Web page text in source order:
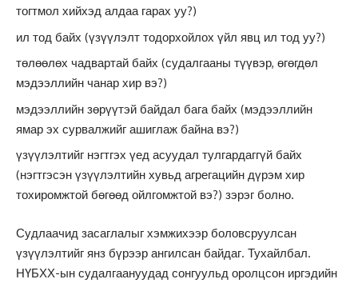
тогтмол хийхэд алдаа гарах уу?)
ил тод байх (үзүүлэлт тодорхойлох үйл явц ил тод уу?)
төлөөлөх чадвартай байх (судалгааны түүвэр, өгөгдөл
мэдээллийн чанар хир вэ?)
мэдээллийн зөрүүтэй байдал бага байх (мэдээллийн
ямар эх сурвалжийг ашиглаж байна вэ?)
үзүүлэлтийг нэгтгэх үед асуудал тулгардаггүй байх
(нэгтгэсэн үзүүлэлтийн хувьд агрегацийн дүрэм хир
тохиромжтой бөгөөд ойлгомжтой вэ?) зэрэг болно.
Судлаачид засаглалыг хэмжихээр боловсруулсан
үзүүлэлтийг янз бүрээр ангилсан байдаг. Тухайлбал.
НҮБХХ-ын судалгаануудад сонгуульд оролцсон иргэдийн